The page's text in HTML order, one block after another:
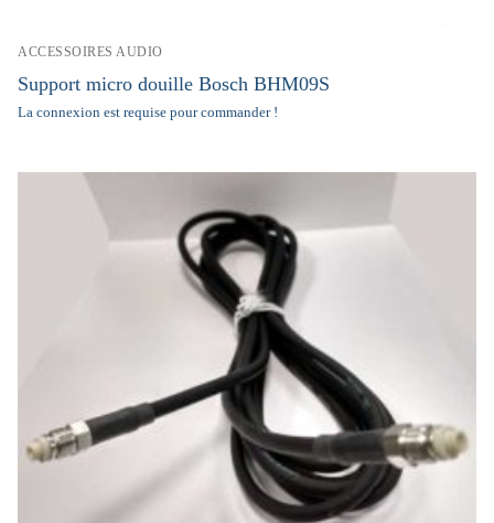
ACCESSOIRES AUDIO
Support micro douille Bosch BHM09S
La connexion est requise pour commander !